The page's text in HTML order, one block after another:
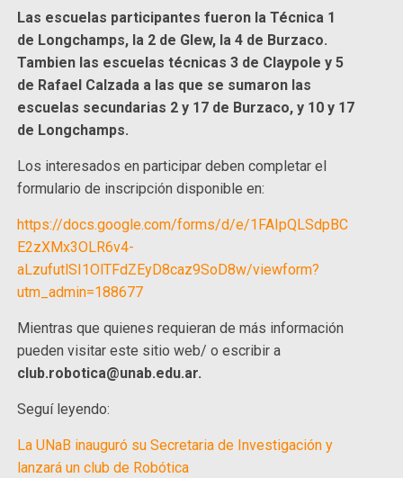
Las escuelas participantes fueron la Técnica 1
de Longchamps, la 2 de Glew, la 4 de Burzaco.
Tambien las escuelas técnicas 3 de Claypole y 5
de Rafael Calzada a las que se sumaron las
escuelas secundarias 2 y 17 de Burzaco, y 10 y 17
de Longchamps.
Los interesados en participar deben completar el
formulario de inscripción disponible en:
https://docs.google.com/forms/d/e/1FAIpQLSdpBC
E2zXMx3OLR6v4-
aLzufutlSI1OlTFdZEyD8caz9SoD8w/viewform?
utm_admin=188677
Mientras que quienes requieran de más información
pueden visitar este sitio web/ o escribir a
club.robotica@unab.edu.ar.
Seguí leyendo:
La UNaB inauguró su Secretaria de Investigación y
lanzará un club de Robótica